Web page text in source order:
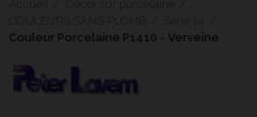
Couleur Porcelaine P1410 - Verveine